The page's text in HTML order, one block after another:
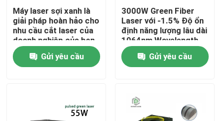
Nhà
Các sản phẩm
Máy laser sợi xanh là
giải pháp hoàn hảo cho
nhu cầu cắt laser của
doanh nghiệp của bạn
Gửi yêu cầu
3000W Green Fiber
Laser với -1.5% Độ ổn
định năng lượng lâu dài
1064nm Wavelength
cho nhà máy sản xuất
Gửi yêu cầu